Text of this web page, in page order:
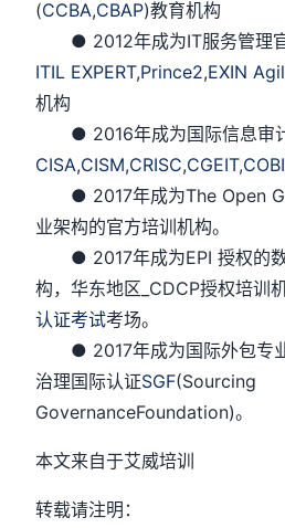
(CCBA,CBAP)教育机构
● 2012年成为IT服务管理官
ITIL EXPERT,Prince2,EXIN
机构
● 2016年成为国际信息审
CISA,CISM,CRISC,CGEIT,
● 2017年成为The Open
业架构的官方培训机构。
● 2017年成为EPI 授权的
构，华东地区_CDCP授权培训
认证考试考场。
● 2017年成为国际外包专业
治理国际认证SGF(Sourcing
GovernanceFoundation)。
本文来自于艾威培训
转载请注明：